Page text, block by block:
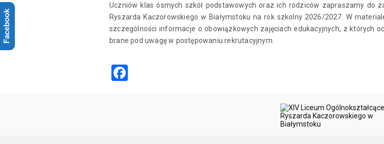
Uczniów klas ósmych szkół podstawowych oraz ich rodziców zapraszamy do
Ryszarda Kaczorowskiego w Białymstoku na rok szkolny 2026/2027. W
szczególności informacje o obowiązkowych zajęciach edukacyjnych, z których
brane pod uwagę w postępowaniu rekrutacyjnym.
Facebook